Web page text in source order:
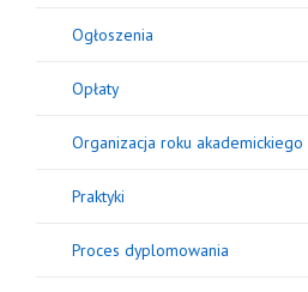
Ogłoszenia
Opłaty
Organizacja roku akademickiego
Praktyki
Proces dyplomowania